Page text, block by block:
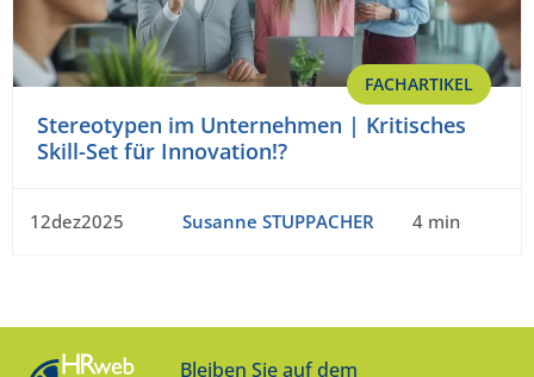
FACHARTIKEL
Stereotypen im Unternehmen | Kritisches
Skill-Set für Innovation!?
12dez2025 Susanne STUPPACHER 4 min
Bleiben Sie auf dem